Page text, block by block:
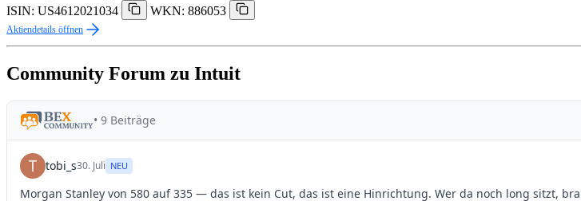
ISIN: US4612021034
WKN: 886053
Aktiendetails öffnen
Community Forum zu Intuit